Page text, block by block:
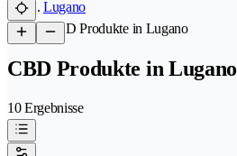
Lugano
/CBD Produkte in Lugano
CBD Produkte in Lugano
10 Ergebnisse